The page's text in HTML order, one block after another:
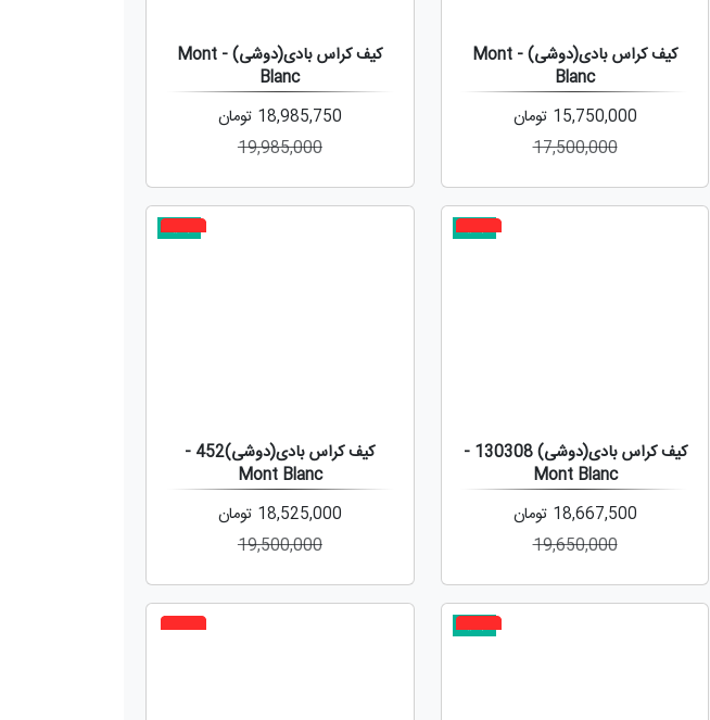
کیف کراس بادی(دوشی) - Mont
Blanc
15,750,000 تومان
17,500,000
کیف کراس بادی(دوشی) - Mont
Blanc
18,985,750 تومان
19,985,000
جدید
کیف کراس بادی(دوشی) 130308 -
Mont Blanc
18,667,500 تومان
19,650,000
جدید
کیف کراس بادی(دوشی)452 -
Mont Blanc
18,525,000 تومان
19,500,000
جدید